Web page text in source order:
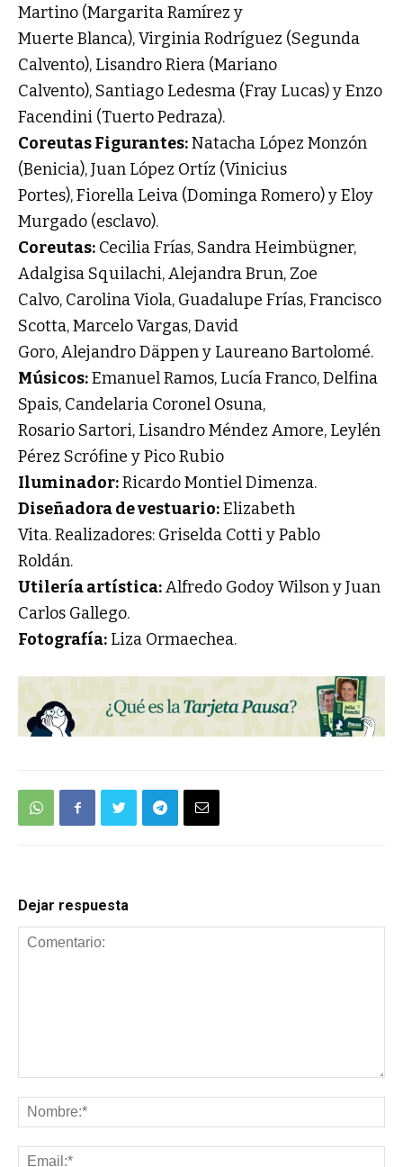
Martino (Margarita Ramírez y
Muerte Blanca), Virginia Rodríguez (Segunda
Calvento), Lisandro Riera (Mariano
Calvento), Santiago Ledesma (Fray Lucas) y Enzo
Facendini (Tuerto Pedraza).
Coreutas Figurantes:Natacha López Monzón
(Benicia), Juan López Ortíz (Vinicius
Portes), Fiorella Leiva (Dominga Romero) y Eloy
Murgado (esclavo).
Coreutas: Cecilia Frías, Sandra Heimbügner,
Adalgisa Squilachi, Alejandra Brun, Zoe
Calvo, Carolina Viola, Guadalupe Frías, Francisco
Scotta, Marcelo Vargas, David
Goro, Alejandro Däppen y Laureano Bartolomé.
Músicos:Emanuel Ramos, Lucía Franco, Delfina
Spais, Candelaria Coronel Osuna,
Rosario Sartori, Lisandro Méndez Amore, Leylén
Pérez Scrófine y Pico Rubio
Iluminador:Ricardo Montiel Dimenza.
Diseñadora de vestuario:Elizabeth
Vita. Realizadores: Griselda Cotti y Pablo
Roldán.
Utilería artística:Alfredo Godoy Wilson y Juan
Carlos Gallego.
Fotografía: Liza Ormaechea.
Dejar respuesta